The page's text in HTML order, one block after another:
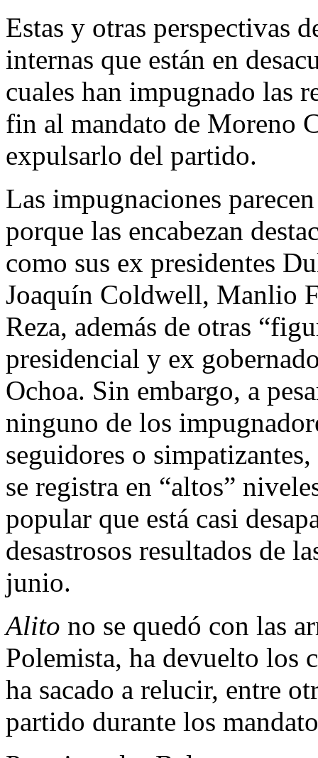
Estas y otras perspectivas
internas que están en
cuales han impugnado las
fin al mandato de Moreno
expulsarlo del partido.
Las impugnaciones
porque las encabezan
como sus ex presidentes
Joaquín Coldwell, Manlio
Reza, además de otras
presidencial y ex
Ochoa. Sin embargo, a
ninguno de los
seguidores o
se registra en “altos”
popular que está casi
desastrosos resultados de
junio.
Alito no se quedó con las
Polemista, ha devuelto los
ha sacado a relucir, entre
partido durante los